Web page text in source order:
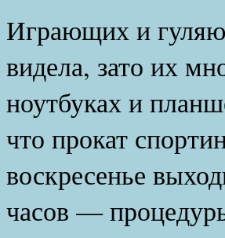
Играющих и
видела, зато их
ноутбуках и
что прокат
воскресенье
часов —